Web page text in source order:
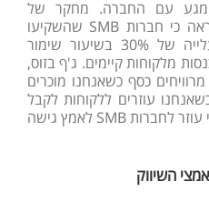
המגע עם החברה. מחקר של
Salesforce משנת 2024 הראה כי חברות SMB שהשקיעו
בשיפור חוויית הלקוח ראו עלייה של 30% בשיעור שימור
ועלייה של 25% בהכנסות מלקוחות קיימים. ג'ף בזוס,
כסף כשאנחנו מוכרים
עוזרים ללקוחות לקבל
החלטות קנייה". יועץ אסטרטגי עוזר לחברות SMB לאמץ גישה
השיווק